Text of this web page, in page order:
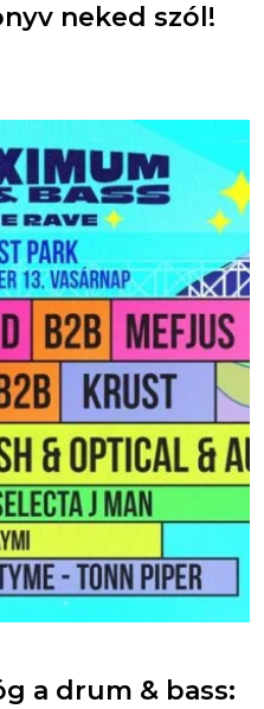
neked szól!
a drum & bass: